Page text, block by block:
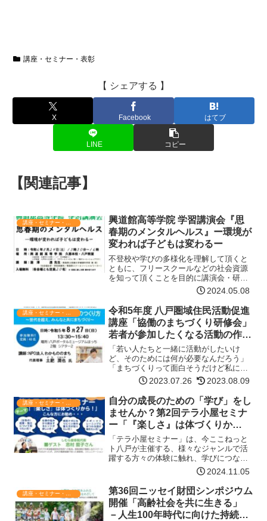
講座・セミナー・表彰
【 シェアする 】
X Facebook はてブ
LINE コピー
【関連記事】
興道館高等学院 学習講演会『思
春期のメンタルヘルス』ー環境が
変われば子どもは変わるー
不登校や学びの多様化を理解して頂くと
ともに、フリースクールなどの社会資源
を知って頂くことを目的に講演会・研修
会などを開催しております。どなたでも
参加できます。多くの方の参加をお待ち
しております。日時令和６年８月２４日
(土) １３時３０分～１…【詳細はコチ
ラ】
2024.05.08
講座・セミナー・表彰
令和5年度 八戸圏域住民活動促進
講座「協働のまちづくり研修会」
若者が参加したくなる活動の作り
方 ～世代を超え、みんなと共に
まちづくり～
「若い人たちと一緒に活動がしたいけ
ど、そのためには何が必要なんだろう」
「まちづくりって面白そうだけど私に何
かできるのかな？」若者が参加しやすい
まちづくりについて、講演やワークショ
ップを通して一緒に考えてみませんか？
日時令和5年8月27日(日…【詳細はコチ
ラ】
2023.07.26 2023.08.09
講座・セミナー・表彰
自分の成長のための「学び」をし
ませんか？第2回テラ小屋セミナ
ー「『楽しさ』は体づくりか
ら！」
「テラ小屋セミナー」は、今ここねっと
ト八戸が主催する、様々なジャンルで活
躍する方々の体験に触れ、学びにつなげ
ていくことを主な目的とした定期セミナ
ーです。等身大の体験談を聴いて・感じ
て、自分の成長のカンフル剤に！貴方の
前向きな第一歩として、ご…【詳細はコ
チラ】
2024.11.05
第36回ニッセイ財団シンポジウム
開催「高齢社会を共に生きる」
－人生100年時代に向けた持続可